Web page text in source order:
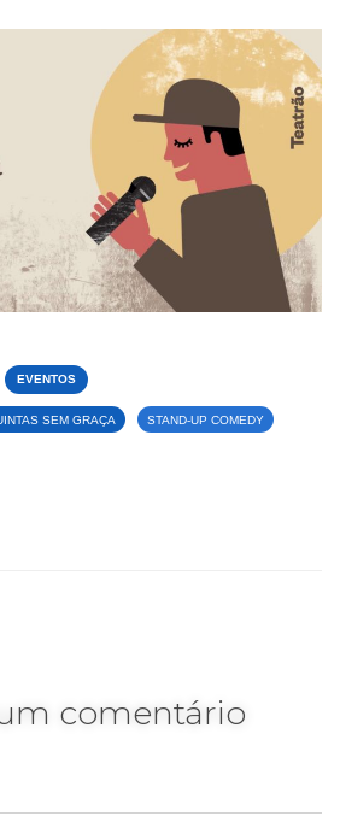
EVENTOS
SEM GRAÇA STAND-UP COMEDY
comentário